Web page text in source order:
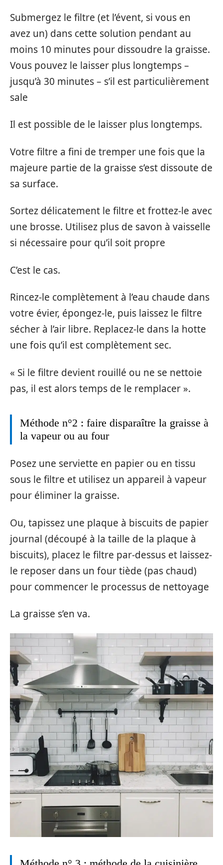
Submergez le filtre (et l’évent, si vous en
avez un) dans cette solution pendant au
moins 10 minutes pour dissoudre la graisse.
Vous pouvez le laisser plus longtemps –
jusqu’à 30 minutes – s’il est particulièrement
sale
Il est possible de le laisser plus longtemps.
Votre filtre a fini de tremper une fois que la
majeure partie de la graisse s’est dissoute de
sa surface.
Sortez délicatement le filtre et frottez-le avec
une brosse. Utilisez plus de savon à vaisselle
si nécessaire pour qu’il soit propre
C’est le cas.
Rincez-le complètement à l’eau chaude dans
votre évier, épongez-le, puis laissez le filtre
sécher à l’air libre. Replacez-le dans la hotte
une fois qu’il est complètement sec.
« Si le filtre devient rouillé ou ne se nettoie
pas, il est alors temps de le remplacer ».
Méthode n°2 : faire disparaître la graisse à
la vapeur ou au four
Posez une serviette en papier ou en tissu
sous le filtre et utilisez un appareil à vapeur
pour éliminer la graisse.
Ou, tapissez une plaque à biscuits de papier
journal (découpé à la taille de la plaque à
biscuits), placez le filtre par-dessus et laissez-
le reposer dans un four tiède (pas chaud)
pour commencer le processus de nettoyage
La graisse s’en va.